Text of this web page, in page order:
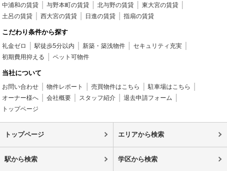
中浦和の賃貸
与野本町の賃貸 北与野の賃貸
東大宮の賃貸
土呂の賃貸
西大宮の賃貸 日進の賃貸 指扇の賃貸
こだわり条件から探す
礼金ゼロ 駅徒歩5分以内 新築・築浅物件
セキュリティ充実
初期費用抑える
ペット可物件
当社について
お問い合わせ 物件レポート 売買物件はこちら
駐車場はこちら
オーナー様へ
会社概要 スタッフ紹介
退去申請フォーム
トップページ
トップページ エリアから検索
駅から検索 学区から検索